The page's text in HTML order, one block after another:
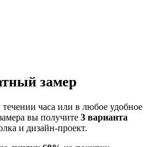
замер
часа или в любое удобное
вы получите 3 варианта
и дизайн-проект.